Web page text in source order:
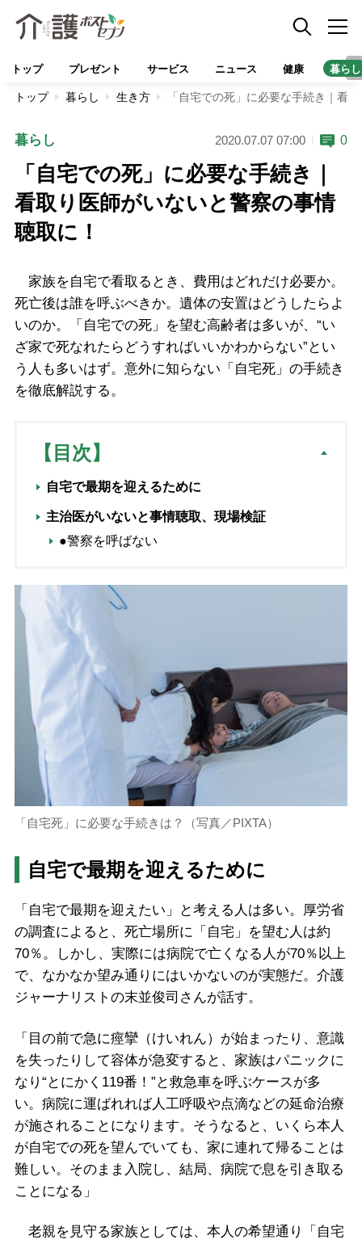
トップ プレゼント サービス ニュース 健康 暮らし
トップ 暮らし 生き方 「自宅での死」に必要な手続き｜看
暮らし 2020.07.07 07:00 0
「自宅での死」に必要な手続き｜
看取り医師がいないと警察の事情
聴取に！
家族を自宅で看取るとき、費用はどれだけ必要か。
死亡後は誰を呼ぶべきか。遺体の安置はどうしたらよ
いのか。「自宅での死」を望む高齢者は多いが、“い
ざ家で死なれたらどうすればいいかわからない”とい
う人も多いはず。意外に知らない「自宅死」の手続き
を徹底解説する。
【目次】
自宅で最期を迎えるために
主治医がいないと事情聴取、現場検証
●警察を呼ばない
「自宅死」に必要な手続きは？（写真／PIXTA）
自宅で最期を迎えるために
「自宅で最期を迎えたい」と考える人は多い。厚労省
の調査によると、死亡場所に「自宅」を望む人は約
70％。しかし、実際には病院で亡くなる人が70％以上
で、なかなか望み通りにはいかないのが実態だ。介護
ジャーナリストの末並俊司さんが話す。
「目の前で急に痙攣（けいれん）が始まったり、意識
を失ったりして容体が急変すると、家族はパニックに
なり“とにかく119番！”と救急車を呼ぶケースが多
い。病院に運ばれれば人工呼吸や点滴などの延命治療
が施されることになります。そうなると、いくら本人
が自宅での死を望んでいても、家に連れて帰ることは
難しい。そのまま入院し、結局、病院で息を引き取る
ことになる」
老親を見守る家族としては、本人の希望通り「自宅